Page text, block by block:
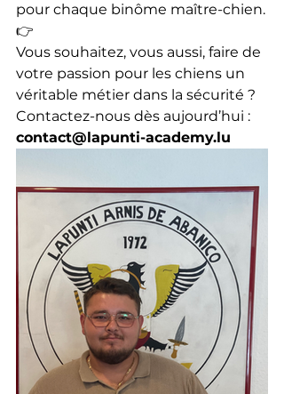
pour chaque binôme maître-chien.
👉
Vous souhaitez, vous aussi, faire de
votre passion pour les chiens un
véritable métier dans la sécurité ?
Contactez-nous dès aujourd’hui :
contact@lapunti-academy.lu